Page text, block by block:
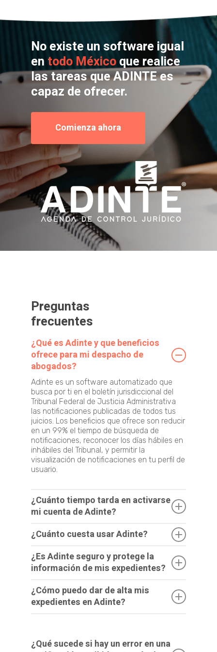
No existe un software igual
en todo Méxicoque realice
las tareas que ADINTE es
capaz de ofrecer.
Comienza ahora
Preguntas
frecuentes
¿Qué es Adinte y que beneficios
ofrece para mi despacho de
abogados?
Adinte es un software automatizado que
busca por ti en el boletín jurisdiccional del
Tribunal Federal de Justicia Administrativa
las notificaciones publicadas de todos tus
juicios. Los beneficios que ofrece son reducir
en un 99% el tiempo de búsqueda de
notificaciones, reconocer los días hábiles en
inhábiles del Tribunal, y permitir la
visualización de notificaciones en tu perfil de
usuario.
¿Cuánto tiempo tarda en activarse
mi cuenta de Adinte?
Tu cuenta de Adinte se activa de manera
inmediatauna vez que completas tu
plataforma. Desde ese momento puedes
comenzar utilizar el sistema.
¿Cuánto cuesta usar Adinte?
diseñados para adaptarse a las necesidades
de distintos despachos de abogados.
Puedes elegir entre:
costoy unagarantía de reembolso de
¿Es Adinte seguro y protege la
información de mis expedientes?
seguridad y privacidadpara proteger la
información de tus expedientes y cumple
La información de tu despacho se maneja
¿Cómo puedo dar de alta mis
expedientes en Adinte?
información básica de cada expediente para
¿Qué sucede si hay un error en una